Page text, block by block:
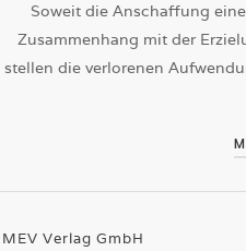
Soweit die Anschaffung
Zusammenhang mit der
stellen die verlorenen
MEV Verlag GmbH